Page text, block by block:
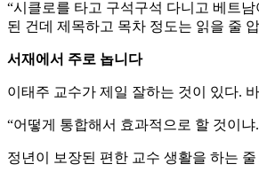
“시클로를 타고 구석구석 다니고 베트
된 건데 제목하고 목차 정도는 읽을 줄
서재에서 주로 놉니다
이태주 교수가 제일 잘하는 것이 있다.
“어떻게 통합해서 효과적으로 할 것이
정년이 보장된 편한 교수 생활을 하는